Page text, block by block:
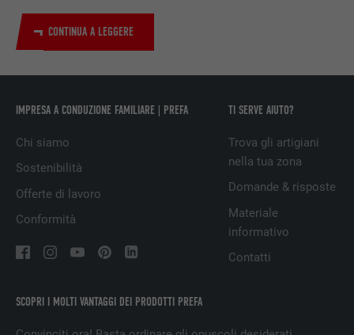
CONTINUA A LEGGERE
SCOPRI I MOLTI VANTAGGI DEI PRODOTTI PREFA
IMPRESA A CONDUZIONE FAMILIARE | PREFA
Chi siamo
Sostenibilità
Offerte di lavoro
Conformità
TI SERVE AIUTO?
Trova gli artigiani
nella tua zona
Domande & risposte
Materiale
informativo
Contatti
SCOPO
diversi siti web, per visualizzare annunci
NOME
Utilizzato dal servizio di social network